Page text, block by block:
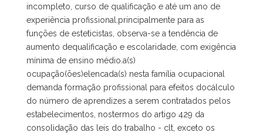
incompleto, curso de qualificação e até um ano de
experiência profissional.principalmente para as
funções de esteticistas, observa-se a tendência de
aumento dequalificação e escolaridade, com exigência
mínima de ensino médio.a(s)
ocupação(ões)elencada(s) nesta família ocupacional
demanda formação profissional para efeitos docálculo
do número de aprendizes a serem contratados pelos
estabelecimentos, nostermos do artigo 429 da
consolidação das leis do trabalho - clt, exceto os